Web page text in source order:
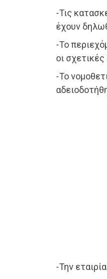
-Τις
έχουν
-Το
οι
-Το
-Την